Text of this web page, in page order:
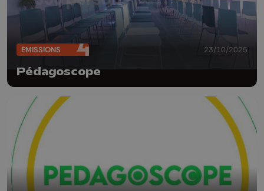
ÉMISSIONS 23/10/2025
Pédagoscope